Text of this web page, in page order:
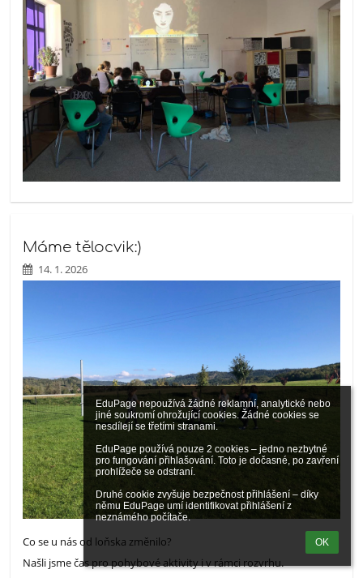
EduPage nepoužívá žádné reklamní, analytické nebo
jiné soukromí ohrožující cookies. Žádné cookies se
nesdílejí se třetími stranami.
EduPage používá pouze 2 cookies – jedno nezbytné
pro fungování přihlašování. Toto je dočasné, po zavření
prohlížeče se odstraní.
Druhé cookie zvyšuje bezpečnost přihlášení – díky
němu EduPage umí identifikovat přihlášení z
neznámého počítače.
OK
Máme tělocvik:)
14. 1. 2026
Co se u nás od loňska změnilo?
Našli jsme čas pro pohybové aktivity i v rámci rozvrhu.